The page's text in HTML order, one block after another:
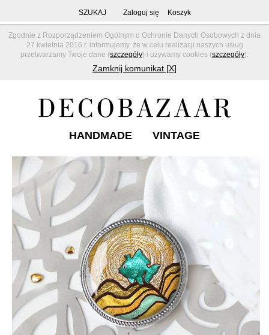
Zgodnie z Rozporządzeniem Ogólnym o Ochronie Danych Osobowych z dnia
27 kwietnia 2016 r. informujemy, że w celu realizacji naszych usług
przetwarzamy Twoje dane (szczegóły) i używamy cookies (szczegóły).
Zamknij komunikat [X]
SZUKAJ Zaloguj się Koszyk
HANDMADE VINTAGE